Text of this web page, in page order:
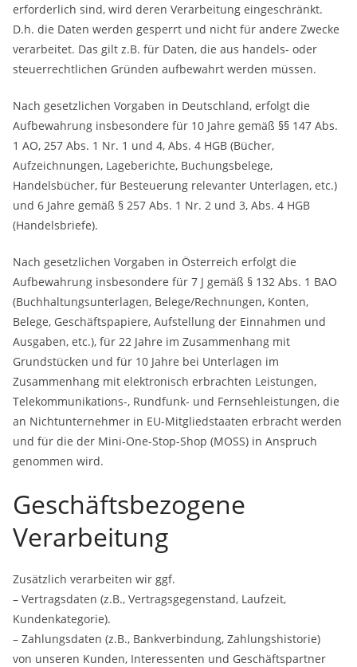
erforderlich sind, wird deren Verarbeitung eingeschränkt.
D.h. die Daten werden gesperrt und nicht für andere Zwecke
verarbeitet. Das gilt z.B. für Daten, die aus handels- oder
steuerrechtlichen Gründen aufbewahrt werden müssen.
Nach gesetzlichen Vorgaben in Deutschland, erfolgt die
Aufbewahrung insbesondere für 10 Jahre gemäß §§ 147 Abs.
1 AO, 257 Abs. 1 Nr. 1 und 4, Abs. 4 HGB (Bücher,
Aufzeichnungen, Lageberichte, Buchungsbelege,
Handelsbücher, für Besteuerung relevanter Unterlagen, etc.)
und 6 Jahre gemäß § 257 Abs. 1 Nr. 2 und 3, Abs. 4 HGB
(Handelsbriefe).
Nach gesetzlichen Vorgaben in Österreich erfolgt die
Aufbewahrung insbesondere für 7 J gemäß § 132 Abs. 1 BAO
(Buchhaltungsunterlagen, Belege/Rechnungen, Konten,
Belege, Geschäftspapiere, Aufstellung der Einnahmen und
Ausgaben, etc.), für 22 Jahre im Zusammenhang mit
Grundstücken und für 10 Jahre bei Unterlagen im
Zusammenhang mit elektronisch erbrachten Leistungen,
Telekommunikations-, Rundfunk- und Fernsehleistungen, die
an Nichtunternehmer in EU-Mitgliedstaaten erbracht werden
und für die der Mini-One-Stop-Shop (MOSS) in Anspruch
genommen wird.
Geschäftsbezogene
Verarbeitung
Zusätzlich verarbeiten wir ggf.
– Vertragsdaten (z.B., Vertragsgegenstand, Laufzeit,
Kundenkategorie).
– Zahlungsdaten (z.B., Bankverbindung, Zahlungshistorie)
von unseren Kunden, Interessenten und Geschäftspartner